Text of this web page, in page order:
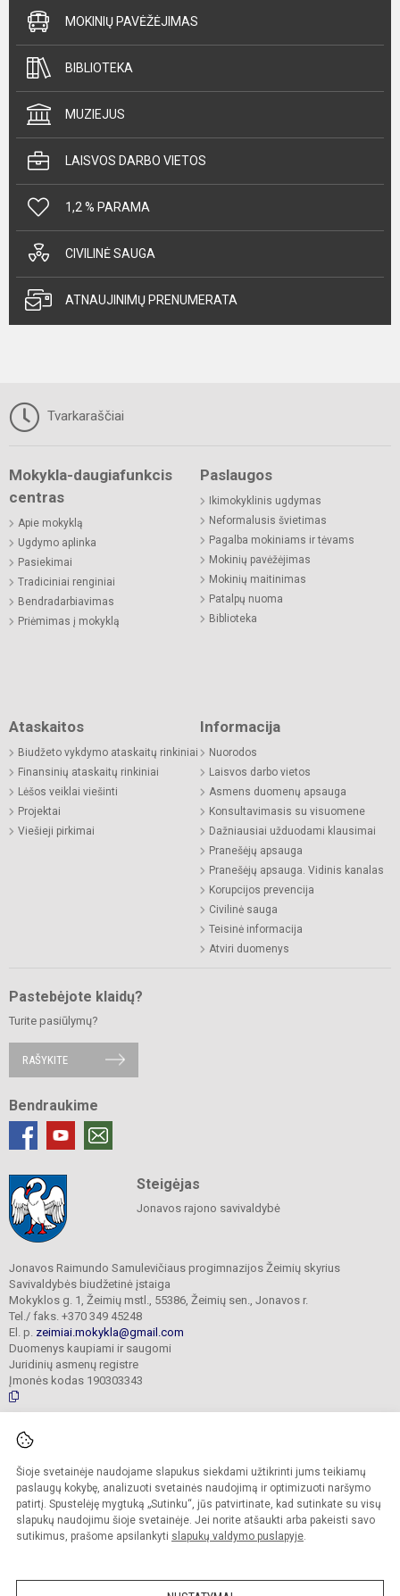
Šioje svetainėje naudojame slapukus siekdami užtikrinti jums teikiamų
paslaugų kokybę, analizuoti svetainės naudojimą ir optimizuoti naršymo
patirtį. Spustelėję mygtuką „Sutinku“, jūs patvirtinate, kad sutinkate su visų
slapukų naudojimu šioje svetainėje. Jei norite atšaukti arba pakeisti savo
sutikimus, prašome apsilankyti slapukų valdymo puslapyje.
MOKINIŲ PAVĖŽĖJIMAS
BIBLIOTEKA
MUZIEJUS
LAISVOS DARBO VIETOS
1,2 % PARAMA
CIVILINĖ SAUGA
ATNAUJINIMŲ PRENUMERATA
Tvarkaraščiai
Mokykla-daugiafunkcis
centras
Apie mokyklą
Ugdymo aplinka
Pasiekimai
Tradiciniai renginiai
Bendradarbiavimas
Priėmimas į mokyklą
Paslaugos
Ikimokyklinis ugdymas
Neformalusis švietimas
Pagalba mokiniams ir tėvams
Mokinių pavėžėjimas
Mokinių maitinimas
Patalpų nuoma
Biblioteka
Ataskaitos
Biudžeto vykdymo ataskaitų rinkiniai
Finansinių ataskaitų rinkiniai
Lėšos veiklai viešinti
Projektai
Viešieji pirkimai
Informacija
Nuorodos
Laisvos darbo vietos
Asmens duomenų apsauga
Konsultavimasis su visuomene
Dažniausiai užduodami klausimai
Pranešėjų apsauga
Pranešėjų apsauga. Vidinis kanalas
Korupcijos prevencija
Civilinė sauga
Teisinė informacija
Atviri duomenys
Pastebėjote klaidų?
Turite pasiūlymų?
RAŠYKITE
Bendraukime
Steigėjas
Jonavos rajono savivaldybė
Jonavos Raimundo Samulevičiaus progimnazijos Žeimių skyrius
Savivaldybės biudžetinė įstaiga
Mokyklos g. 1, Žeimių mstl., 55386, Žeimių sen., Jonavos r.
Tel./ faks. +370 349 45248
El. p. zeimiai.mokykla@gmail.com
Duomenys kaupiami ir saugomi
Juridinių asmenų registre
Įmonės kodas 190303343
© 2025. Jonavos Raimundo Samulevičiaus progimnazija Žeimių skyrius. Visos
Kopijuoti turinį be raštiško įstaigos administracijos sutikimo griežtai draudžiama.
Prieinamumo paraiška Slapukų politika
Sumanus būdas atnaujinti